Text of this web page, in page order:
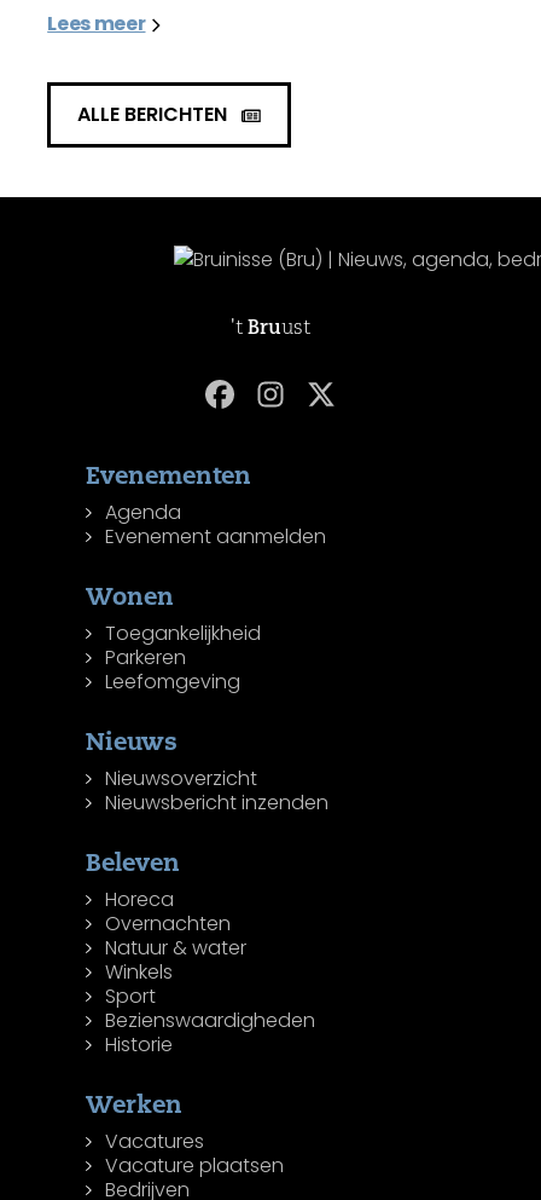
Lees meer
ALLE BERICHTEN
't Bruust
Evenementen
Agenda
Evenement aanmelden
Wonen
Toegankelijkheid
Parkeren
Leefomgeving
Nieuws
Nieuwsoverzicht
Nieuwsbericht inzenden
Beleven
Horeca
Overnachten
Natuur & water
Winkels
Sport
Bezienswaardigheden
Historie
Werken
Vacatures
Vacature plaatsen
Bedrijven